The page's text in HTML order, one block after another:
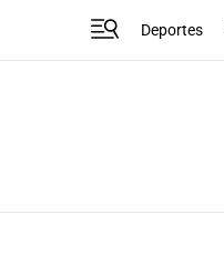
Deportes